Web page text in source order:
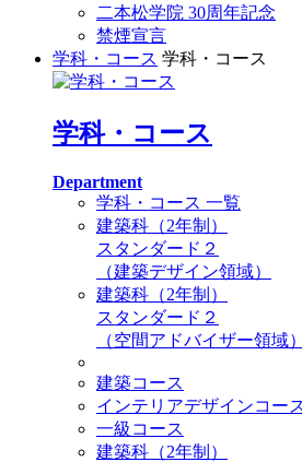
二本松学院 30周年記念
禁煙宣言
学科・コース 学科・コース
学科・コース
Department
学科・コース 一覧
建築科（2年制）
スタンダード２
（建築デザイン領域）
建築科（2年制）
スタンダード２
（空間アドバイザー領域）
建築コース
インテリアデザインコー
一級コース
建築科（2年制）